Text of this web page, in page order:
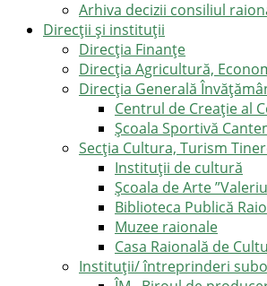
Arhiva decizii consiliul
Direcții și instituții
Direcţia Finanţe
Direcția Agricultură,
Direcția Generală
Centrul de Creație al
Școala Sportivă
Secția Cultura, Turism
Instituții de cultură
Școala de Arte
Biblioteca Publică
Muzee raionale
Casa Raională de
Instituții/ întreprinderi